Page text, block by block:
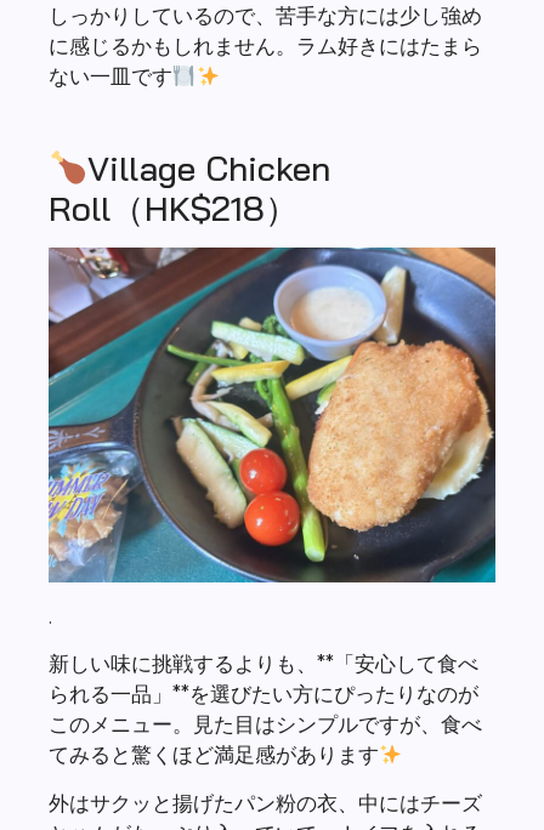
しっかりしているので、苦手な方には少し強め
に感じるかもしれません。ラム好きにはたまら
ない一皿です
Village Chicken
Roll（HK$218）
.
新しい味に挑戦するよりも、**「安心して食べ
られる一品」**を選びたい方にぴったりなのが
このメニュー。見た目はシンプルですが、食べ
てみると驚くほど満足感があります
外はサクッと揚げたパン粉の衣、中にはチーズ